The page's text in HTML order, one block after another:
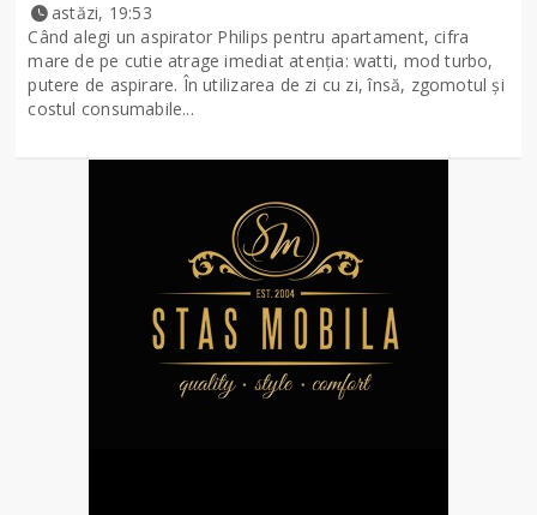
astăzi, 19:53
Când alegi un aspirator Philips pentru apartament, cifra
mare de pe cutie atrage imediat atenția: watti, mod turbo,
putere de aspirare. În utilizarea de zi cu zi, însă, zgomotul și
costul consumabile...